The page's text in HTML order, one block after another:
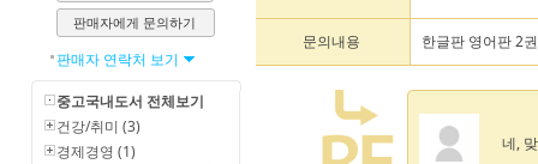
판매자에게 문의하기
판매자 연락처 보기
중고국내도서 전체보기
건강/취미 (3)
경제경영 (1)
문의내용 한글판 영어판 2
네,